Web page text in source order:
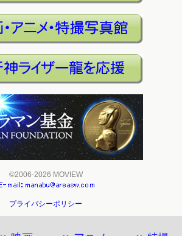
©2006-2026 MOVIEW
プライバシーポリシー